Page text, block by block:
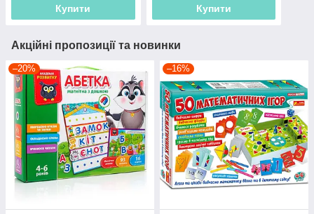
Купити Купити
Акційні пропозиції та новинки
–20% –16%